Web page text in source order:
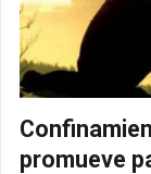
promueve